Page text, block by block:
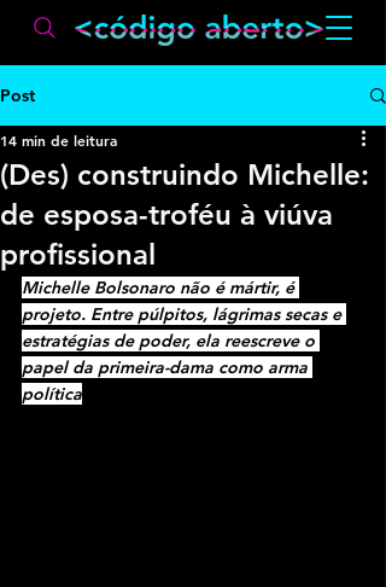
Post
(Des) construindo Michelle:
de esposa-troféu à viúva
profissional
14 min de leitura
Michelle Bolsonaro não é mártir, é
projeto. Entre púlpitos, lágrimas secas e
estratégias de poder, ela reescreve o
papel da primeira-dama como arma
política